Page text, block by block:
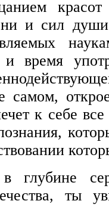
и сил души
время
самом,
к себе
глубине
ты